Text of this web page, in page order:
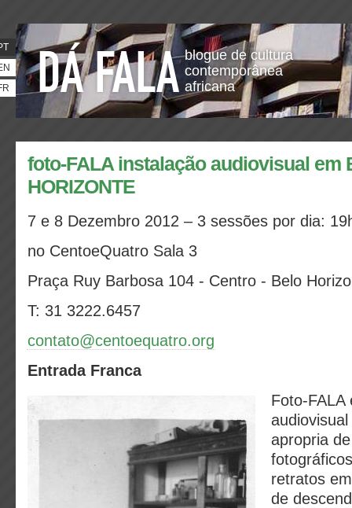
blogue de cultura
contemporânea
africana
foto-FALA instalação audiovisual em
HORIZONTE
7 e 8 Dezembro 2012 – 3 sessões por dia:
no CentoeQuatro Sala 3
Praça Ruy Barbosa 104 - Centro - Belo
T: 31 3222.6457
contato@centoequatro.org
Entrada Franca
Foto-FALA
apropria
retratos
de